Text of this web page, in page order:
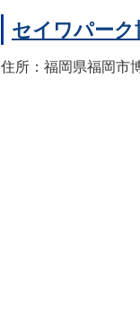
セイワパー
住所：福岡県福岡市